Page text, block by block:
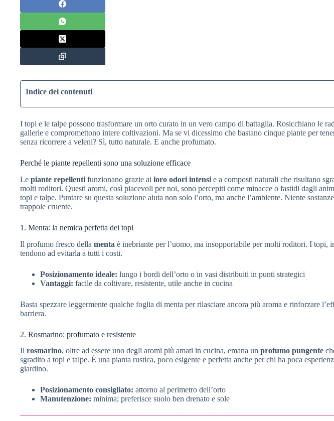
Indice dei contenuti
I topi e le talpe possono trasformare un orto curato in un vero campo di battaglia. Rosicchiano le
gallerie e compromettono intere coltivazioni. Ma se vi dicessimo che bastano cinque piante per
senza ricorrere a veleni? Sì, tutto naturale. E anche profumato.
Perché le piante repellenti sono una soluzione efficace
Le piante repellenti funzionano grazie ai loro odori intensi e a composti naturali che risultano
molti roditori. Questi aromi, così piacevoli per noi, sono percepiti come minacce o fastidi dagli
topi e talpe. Puntare su questa soluzione aiuta non solo l’orto, ma anche l’ambiente. Niente
trappole cruente.
1. Menta: la nemica perfetta dei topi
Il profumo fresco della menta è inebriante per l’uomo, ma insopportabile per molti roditori. I topi,
tendono ad evitarla a tutti i costi.
Posizionamento ideale: lungo i bordi dell’orto o in vasi distribuiti in punti strategici
Vantaggi: facile da coltivare, resistente, utile anche in cucina
Basta spezzare leggermente qualche foglia di menta per rilasciare ancora più aroma e rinforzare
barriera.
2. Rosmarino: profumato e resistente
Il rosmarino, oltre ad essere uno degli aromi più amati in cucina, emana un profumo pungente
sgradito a topi e talpe. È una pianta rustica, poco esigente e perfetta anche per chi ha poca
giardino.
Posizionamento consigliato: attorno al perimetro dell’orto
Manutenzione: minima; preferisce suolo ben drenato e sole